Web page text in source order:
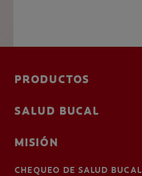
PRODUCTOS
SALUD BUCAL
MISIÓN
CHEQUEO DE SALUD BUCAL